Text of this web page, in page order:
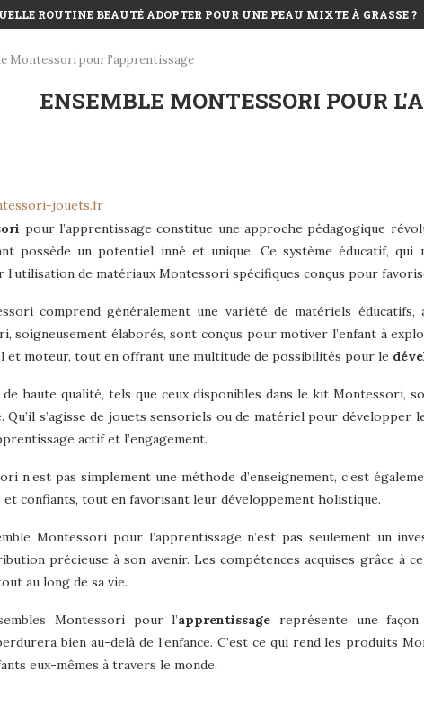
ROUTINE BEAUTÉ ADOPTER POUR UNE PEAU MIXTE À GRASSE ?
Montessori pour l'apprentissage
ENSEMBLE MONTESSORI POUR
jouets.fr
pour l’apprentissage constitue une approche pédagogique
possède un potentiel inné et unique. Ce système éducatif,
l’utilisation de matériaux Montessori spécifiques conçus pour
comprend généralement une variété de matériels
soigneusement élaborés, sont conçus pour motiver l’enfant à
et moteur, tout en offrant une multitude de possibilités pour le
haute qualité, tels que ceux disponibles dans le kit Montessori,
Qu’il s’agisse de jouets sensoriels ou de matériel pour développer
actif et l’engagement.
n’est pas simplement une méthode d’enseignement, c’est
confiants, tout en favorisant leur développement holistique.
Montessori pour l’apprentissage n’est pas seulement un
précieuse à son avenir. Les compétences acquises grâce à
au long de sa vie.
Montessori pour l’apprentissage représente une
bien au-delà de l’enfance. C’est ce qui rend les produits
eux-mêmes à travers le monde.